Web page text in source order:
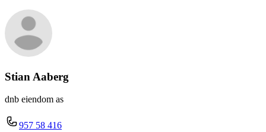
Stian Aaberg
dnb eiendom as
957 58 416